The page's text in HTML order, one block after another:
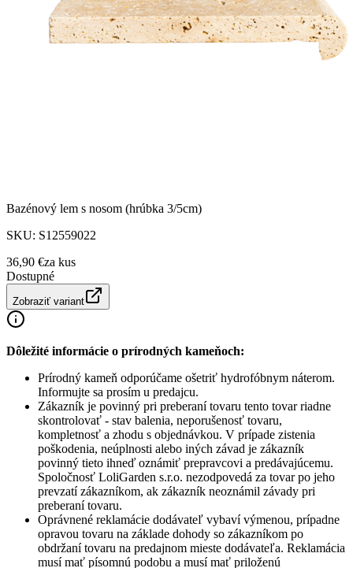
Bazénový lem s nosom (hrúbka 3/5cm)
SKU: S12559022
36,90 €za kus
Dostupné
Zobraziť variant
Dôležité informácie o prírodných kameňoch:
Prírodný kameň odporúčame ošetriť hydrofóbnym náterom.
Informujte sa prosím u predajcu.
Zákazník je povinný pri preberaní tovaru tento tovar riadne
skontrolovať - stav balenia, neporušenosť tovaru,
kompletnosť a zhodu s objednávkou. V prípade zistenia
poškodenia, neúplnosti alebo iných závad je zákazník
povinný tieto ihneď oznámiť prepravcovi a predávajúcemu.
Spoločnosť LoliGarden s.r.o. nezodpovedá za tovar po jeho
prevzatí zákazníkom, ak zákazník neoznámil závady pri
preberaní tovaru.
Oprávnené reklamácie dodávateľ vybaví výmenou, prípadne
opravou tovaru na základe dohody so zákazníkom po
obdržaní tovaru na predajnom mieste dodávateľa. Reklamácia
musí mať písomnú podobu a musí mať priloženú